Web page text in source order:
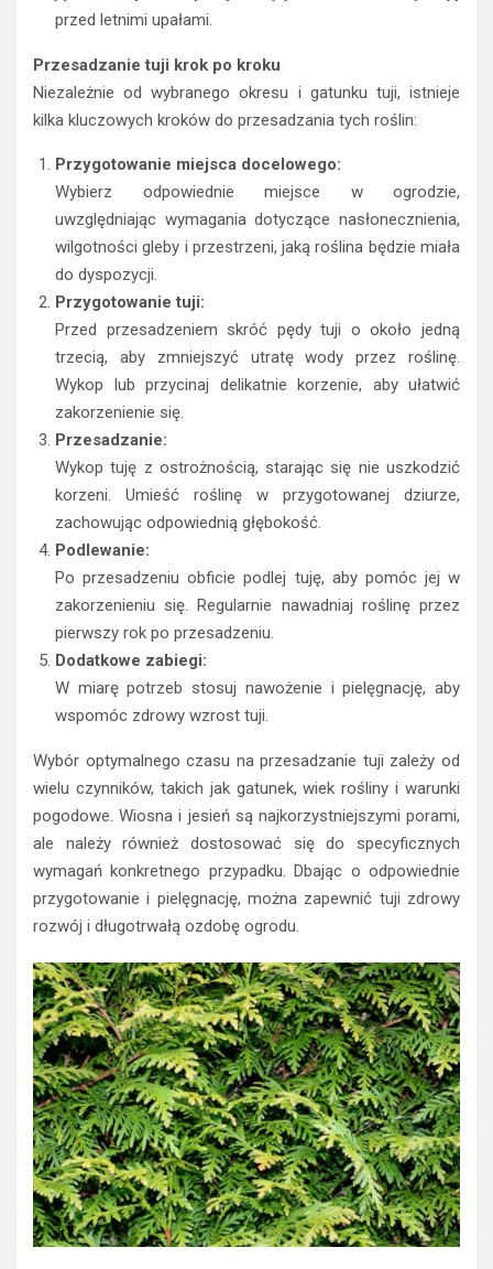
przed letnimi upałami.
Przesadzanie tuji krok po kroku
Niezależnie od wybranego okresu i gatunku tuji, istnieje
kilka kluczowych kroków do przesadzania tych roślin:
Przygotowanie miejsca docelowego:
Wybierz odpowiednie miejsce w ogrodzie,
uwzględniając wymagania dotyczące nasłonecznienia,
wilgotności gleby i przestrzeni, jaką roślina będzie miała
do dyspozycji.
Przygotowanie tuji:
Przed przesadzeniem skróć pędy tuji o około jedną
trzecią, aby zmniejszyć utratę wody przez roślinę.
Wykop lub przycinaj delikatnie korzenie, aby ułatwić
zakorzenienie się.
Przesadzanie:
Wykop tuję z ostrożnością, starając się nie uszkodzić
korzeni. Umieść roślinę w przygotowanej dziurze,
zachowując odpowiednią głębokość.
Podlewanie:
Po przesadzeniu obficie podlej tuję, aby pomóc jej w
zakorzenieniu się. Regularnie nawadniaj roślinę przez
pierwszy rok po przesadzeniu.
Dodatkowe zabiegi:
W miarę potrzeb stosuj nawożenie i pielęgnację, aby
wspomóc zdrowy wzrost tuji.
Wybór optymalnego czasu na przesadzanie tuji zależy od
wielu czynników, takich jak gatunek, wiek rośliny i warunki
pogodowe. Wiosna i jesień są najkorzystniejszymi porami,
ale należy również dostosować się do specyficznych
wymagań konkretnego przypadku. Dbając o odpowiednie
przygotowanie i pielęgnację, można zapewnić tuji zdrowy
rozwój i długotrwałą ozdobę ogrodu.